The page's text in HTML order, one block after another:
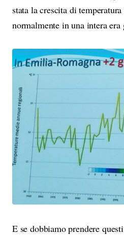
stata la crescita di
normalmente in una intera era
E se dobbiamo prendere